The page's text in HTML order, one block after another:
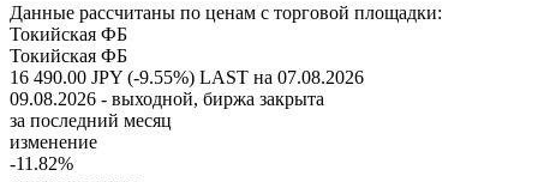
Данные рассчитаны по ценам с торговой площадки:
Токийская ФБ
Токийская ФБ
16 490.00 JPY (-9.55%) LAST на 07.08.2026
09.08.2026 - выходной, биржа закрыта
за последний месяц
изменение
-11.82%